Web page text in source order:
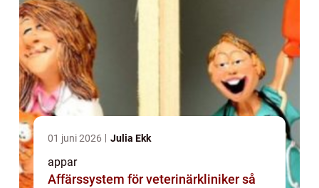
01 juni 2026 Julia Ekk
appar
Affärssystem för veterinärkliniker så